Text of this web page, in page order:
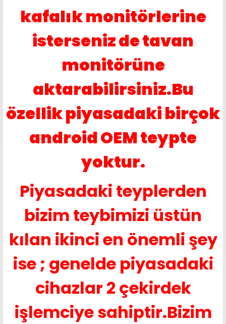
kafalık monitörlerine
isterseniz de tavan
monitörüne
aktarabilirsiniz.Bu
özellik piyasadaki birçok
android OEM teypte
yoktur.
Piyasadaki teyplerden
bizim teybimizi üstün
kılan ikinci en önemli şey
ise ; genelde piyasadaki
cihazlar 2 çekirdek
işlemciye sahiptir.Bizim